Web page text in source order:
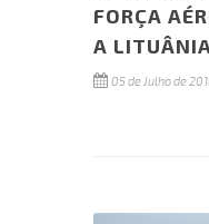
FORÇA
A LITUÂNIA
05 de Julho de